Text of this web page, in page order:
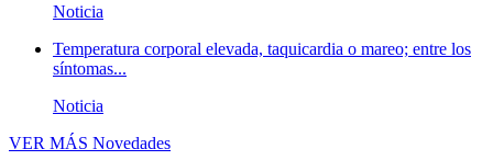
Noticia
Temperatura corporal elevada, taquicardia o mareo; entre los
síntomas...
Noticia
VER MÁS Novedades